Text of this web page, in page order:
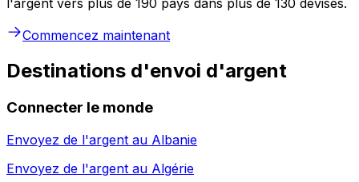
l'argent vers plus de 190 pays dans plus de 130 devises.
Commencez maintenant
Destinations d'envoi d'argent
Connecter le monde
Envoyez de l'argent au Albanie
Envoyez de l'argent au Algérie